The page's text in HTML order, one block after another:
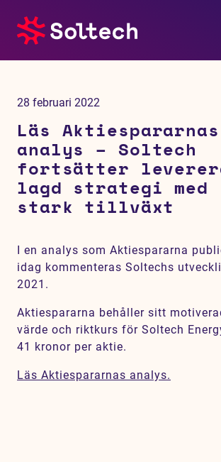
Karriär
Kontakt
Tjänster
Referensprojekt
Hållbarhet
28 februari 2022
Läs Aktiespararnas
analys – Soltech
fortsätter
lagd strategi med
stark tillväxt
I en analys som Aktiespararna
idag kommenteras Soltechs
2021.
Aktiespararna behåller sitt
värde och riktkurs för Soltech
41 kronor per aktie.
Läs Aktiespararnas analys.